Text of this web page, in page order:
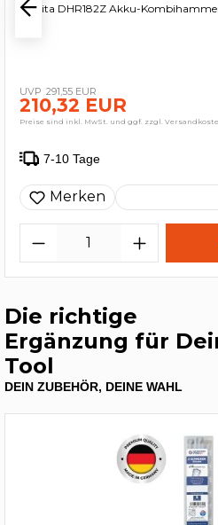
Makita DHR182Z Akku-
291,55 EUR
210,32 EUR
Preise sind inkl. MwSt. und ggf. zzgl.
7-10 Tage
Merken
Die richtige
Ergänzung für
Tool
DEIN ZUBEHÖR, DEINE WAHL